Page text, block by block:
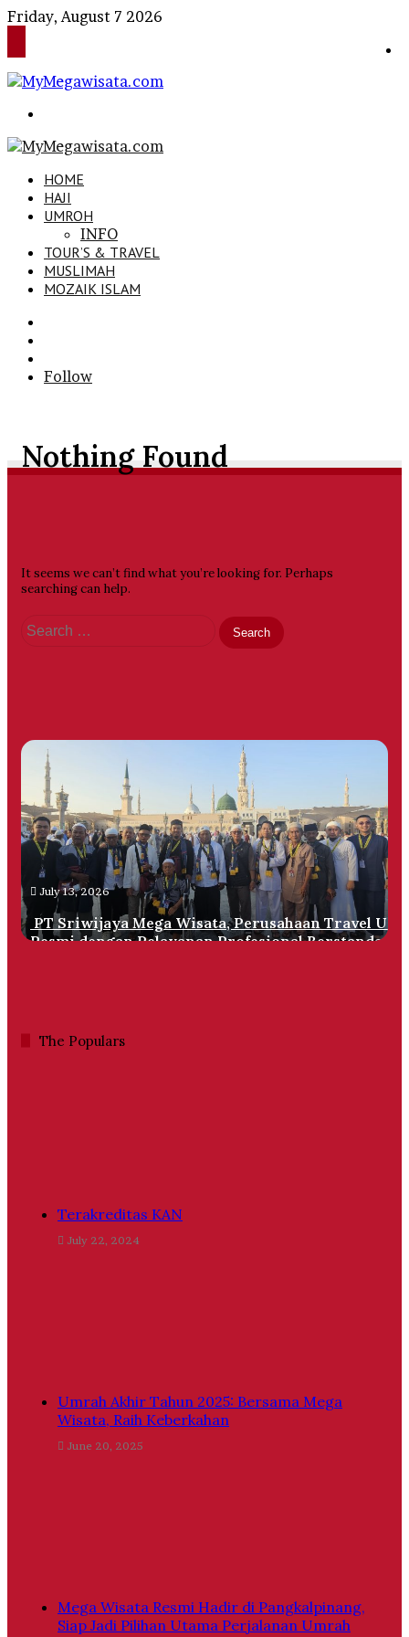
Friday, August 7 2026
HOME
HAJI
UMROH
INFO
TOUR’S & TRAVEL
MUSLIMAH
MOZAIK ISLAM
In
Follow
Nothing Found
It seems we can’t find what you’re looking for. Perhaps
searching can help.
Search
for:
PT
Sriwijaya
Mega
Wisata,
Perusahaan
Travel
Umrah
Resmi
dengan
Pelayanan
Profesional
July 13, 2026
PT Sriwijaya Mega Wisata, Perusahaan Travel
Resmi dengan Pelayanan Profesional Berstandar
The Populars
Terakreditas KAN
July 22, 2024
Umrah Akhir Tahun 2025: Bersama Mega
Wisata, Raih Keberkahan
June 20, 2025
Mega Wisata Resmi Hadir di Pangkalpinang,
Siap Jadi Pilihan Utama Perjalanan Umrah